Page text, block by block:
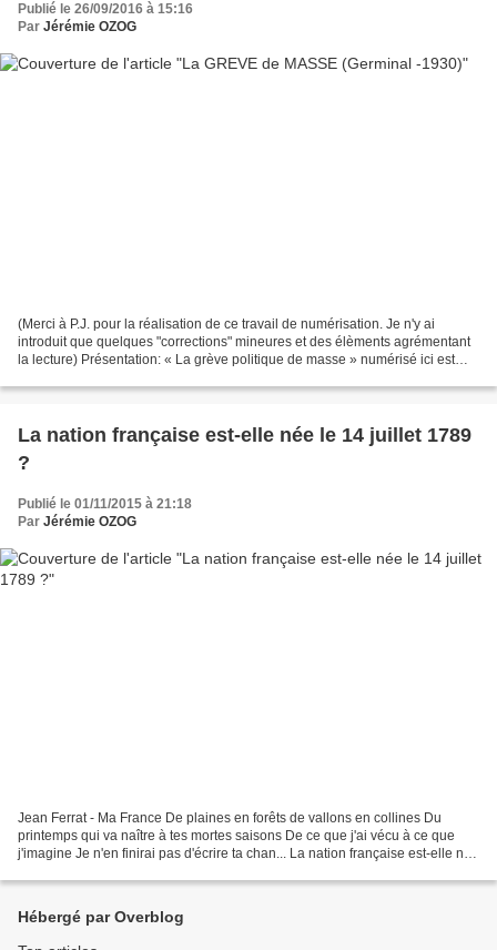
Publié le 26/09/2016 à 15:16
Par Jérémie OZOG
(Merci à P.J. pour la réalisation de ce travail de numérisation. Je n'y ai
introduit que quelques "corrections" mineures et des élèments agrémentant
la lecture) Présentation: « La grève politique de masse » numérisé ici est
La nation française est-elle née le 14 juillet 1789
?
Publié le 01/11/2015 à 21:18
Par Jérémie OZOG
Jean Ferrat - Ma France De plaines en forêts de vallons en collines Du
printemps qui va naître à tes mortes saisons De ce que j'ai vécu à ce que
j'imagine Je n'en finirai pas d'écrire ta chan... La nation française est-elle née
Hébergé par Overblog